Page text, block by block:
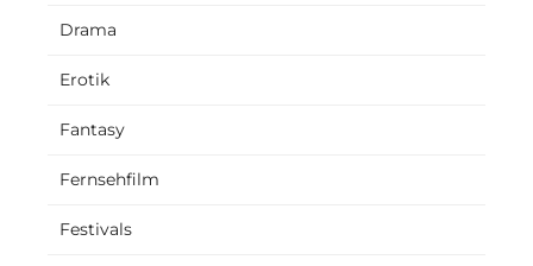
Drama
Erotik
Fantasy
Fernsehfilm
Festivals